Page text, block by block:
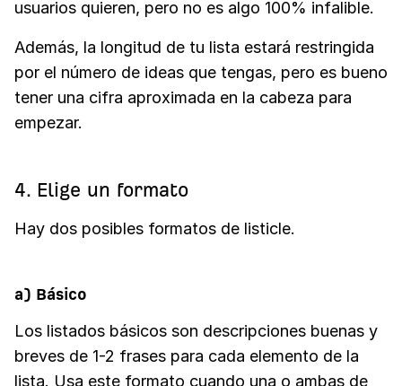
usuarios quieren, pero no es algo 100% infalible.
Además, la longitud de tu lista estará restringida
por el número de ideas que tengas, pero es bueno
tener una cifra aproximada en la cabeza para
empezar.
4. Elige un formato
Hay dos posibles formatos de listicle.
a) Básico
Los listados básicos son descripciones buenas y
breves de 1-2 frases para cada elemento de la
lista. Usa este formato cuando una o ambas de